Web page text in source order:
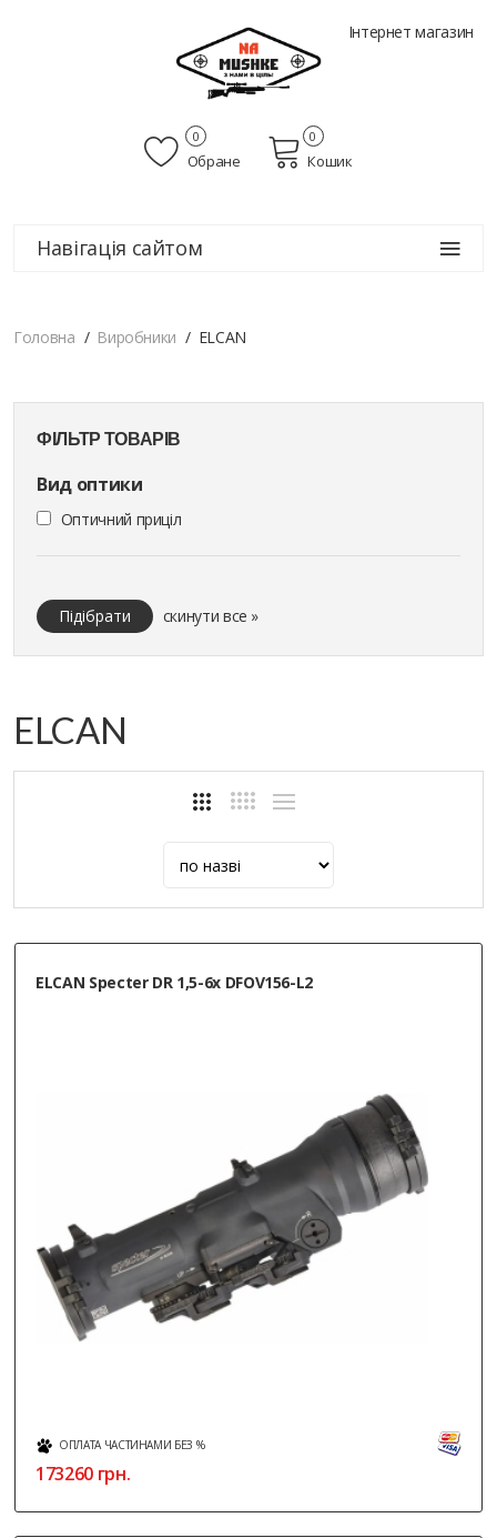
Інтернет магазин
Обране
0
Кошик
0
Навігація сайтом
Головна Виробники ELCAN
ФІЛЬТР ТОВАРІВ
Вид оптики
Оптичний приціл
Підібрати скинути все »
ELCAN
ELCAN Specter DR 1,5-6x DFOV156-L2
ОПЛАТА ЧАСТИНАМИ БЕЗ %
173260грн.